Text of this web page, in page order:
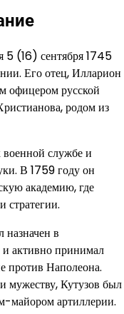
5 (16) сентября 1745
Его отец, Илларион
офицером русской
родом из
службе и
В 1759 году он
академию, где
стратегии.
назначен в
и активно принимал
против Наполеона.
мужеству, Кутузов был
майором артиллерии.